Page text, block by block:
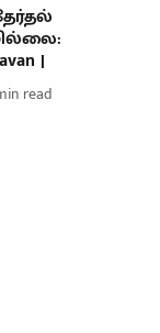
|
read